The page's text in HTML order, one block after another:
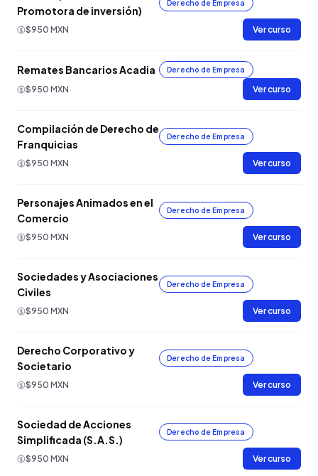
Promotora de inversión)
Derecho de Empresa
$950 MXN Ver curso
Remates Bancarios Acadia Derecho de Empresa
$950 MXN Ver curso
Compilación de Derecho de
Franquicias
Derecho de Empresa
$950 MXN Ver curso
Personajes Animados en el
Comercio
Derecho de Empresa
$950 MXN Ver curso
Sociedades y Asociaciones
Civiles
Derecho de Empresa
$950 MXN Ver curso
Derecho Corporativo y
Societario
Derecho de Empresa
$950 MXN Ver curso
Sociedad de Acciones
Simplificada (S.A.S.)
Derecho de Empresa
$950 MXN Ver curso